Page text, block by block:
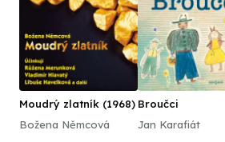
Moudrý zlatník (1968)
Božena Němcová
Broučci
Jan Karafiát